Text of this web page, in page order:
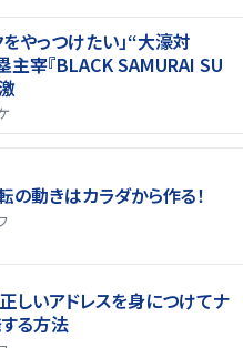
やっつけたい」“大濠対
宰『BLACK SAMURAI SU
の動きはカラダから作る！
しいアドレスを身につけてナ
る方法